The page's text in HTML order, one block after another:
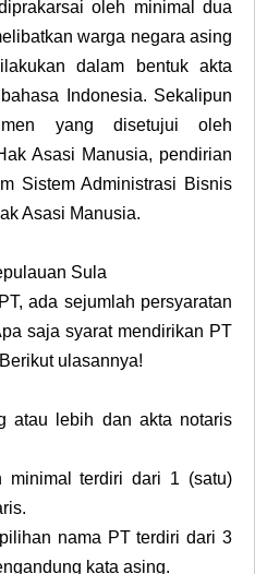
oleh minimal dua
warga negara asing
dalam bentuk akta
Indonesia. Sekalipun
yang disetujui oleh
Asasi Manusia, pendirian
Sistem Administrasi Bisnis
Asasi Manusia.
Sula
ada sejumlah persyaratan
saja syarat mendirikan PT
ulasannya!
atau lebih dan akta notaris
minimal terdiri dari 1 (satu)
nama PT terdiri dari 3
kata asing.